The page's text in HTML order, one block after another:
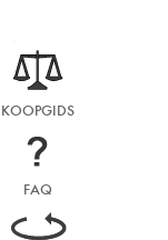
KOOPGIDS
FAQ